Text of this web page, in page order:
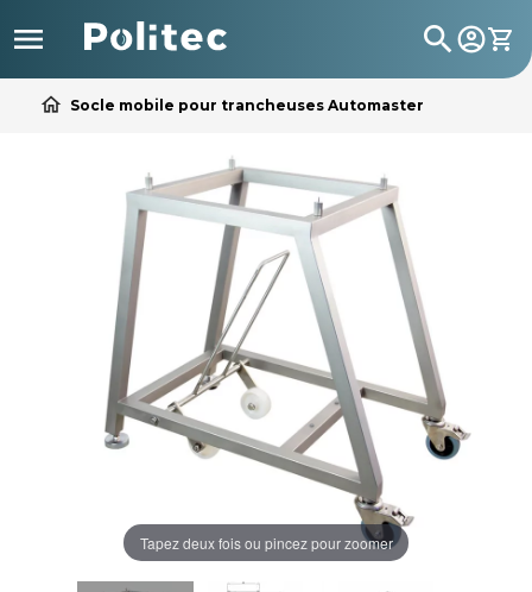
 search
home Socle mobile pour trancheuses Automaster
Tapez deux fois ou pincez pour zoomer